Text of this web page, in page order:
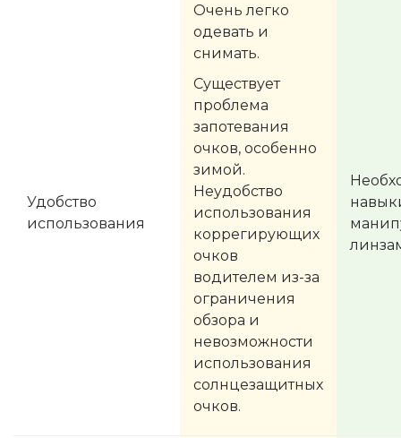
Удобство
использования
Очень легко
одевать и
снимать.
Существует
проблема
запотевания
очков, особенно
зимой.
Неудобство
использования
коррегирующих
очков
водителем из-за
ограничения
обзора и
невозможности
использования
солнцезащитных
очков.